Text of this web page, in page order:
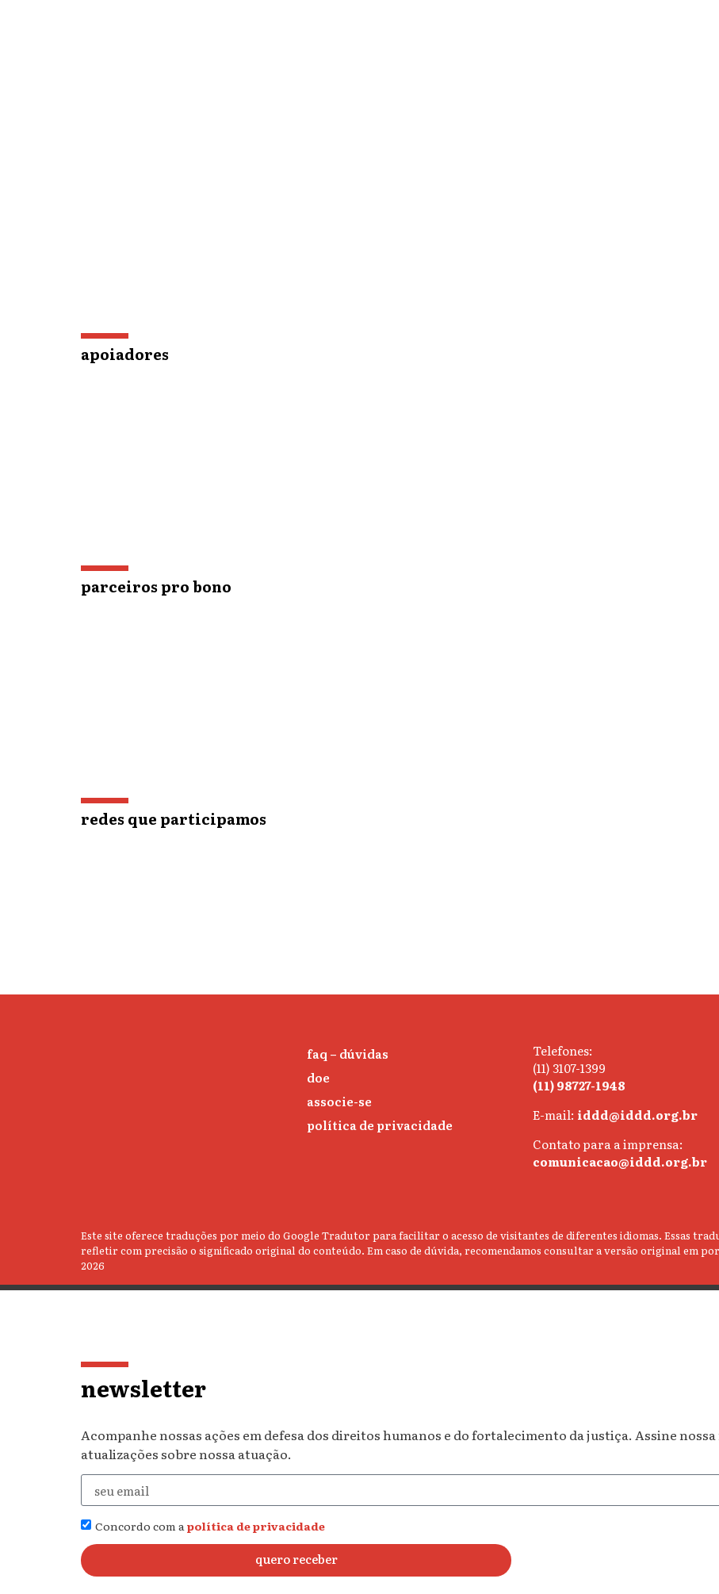
apoiadores
parceiros pro bono
redes que participamos
faq – dúvidas
doe
associe-se
política de privacidade
Telefones:
(11) 3107-1399
(11) 98727-1948
E-mail: iddd@iddd.org.br
Contato para a imprensa:
comunicacao@iddd.org.br
Este site oferece traduções por meio do Google Tradutor para facilitar o acesso de visitantes de diferentes idiomas. Essas
refletir com precisão o significado original do conteúdo. Em caso de dúvida, recomendamos consultar a versão original em
2026
newsletter
Acompanhe nossas ações em defesa dos direitos humanos e do fortalecimento da justiça. Assine
atualizações sobre nossa atuação.
Concordo com apolítica de privacidade
quero receber